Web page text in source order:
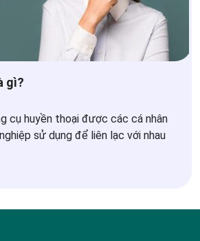
gì?
cụ huyền thoại được các cá nhân
sử dụng để liên lạc với nhau